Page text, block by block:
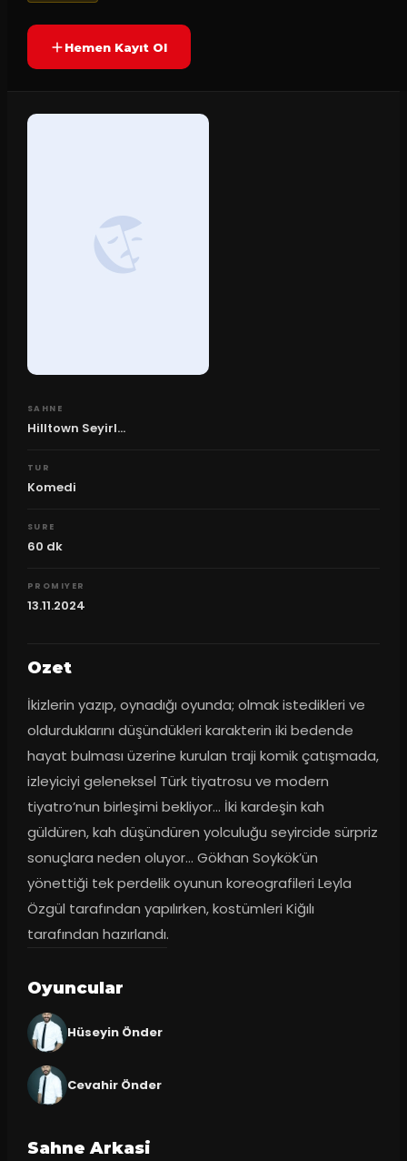
Hemen Kayıt Ol
SAHNE
Hilltown Seyirl...
TUR
Komedi
SURE
60 dk
PROMIYER
13.11.2024
Ozet
İkizlerin yazıp, oynadığı oyunda; olmak istedikleri ve
oldurduklarını düşündükleri karakterin iki bedende
hayat bulması üzerine kurulan traji komik çatışmada,
izleyiciyi geleneksel Türk tiyatrosu ve modern
tiyatro’nun birleşimi bekliyor… İki kardeşin kah
güldüren, kah düşündüren yolculuğu seyircide sürpriz
sonuçlara neden oluyor… Gökhan Soykök’ün
yönettiği tek perdelik oyunun koreografileri Leyla
Özgül tarafından yapılırken, kostümleri Kiğılı
tarafından hazırlandı.
Oyuncular
Hüseyin Önder
Cevahir Önder
Sahne Arkasi